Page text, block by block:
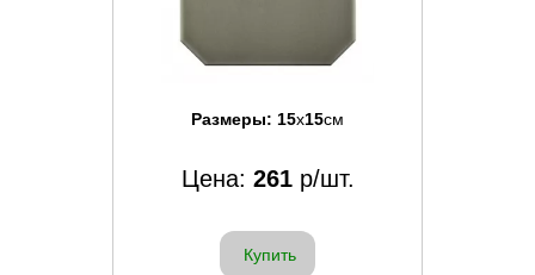
Размеры: 15x15см
Цена: 261р/шт.
Купить